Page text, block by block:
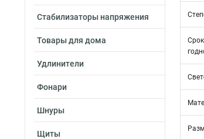
Стабилизаторы напряжения
Товары для дома
Удлинители
Фонари
Шнуры
Щиты